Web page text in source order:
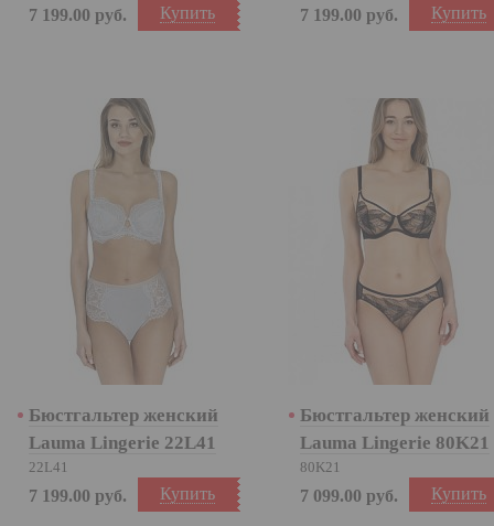
Купить
7 199.00 руб. Купить
7 199.00 руб.
Бюстгальтер женский
Lauma Lingerie 22L41
22L41
Купить
7 199.00 руб.
Бюстгальтер женский
Lauma Lingerie 80K21
80K21
Купить
7 099.00 руб.